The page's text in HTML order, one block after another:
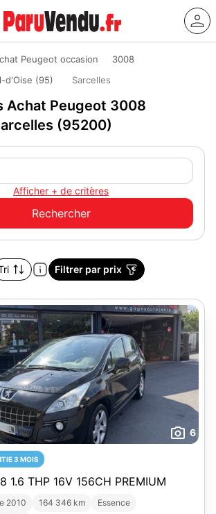
Peugeot occasion
3008
d'Oise (95) Sarcelles
Achat Peugeot 3008
(95200)
Afficher + de critères
Filtrer par prix
6
3 MOIS
1.6 THP 16V 156CH PREMIUM
2010 164 346 km
Essence